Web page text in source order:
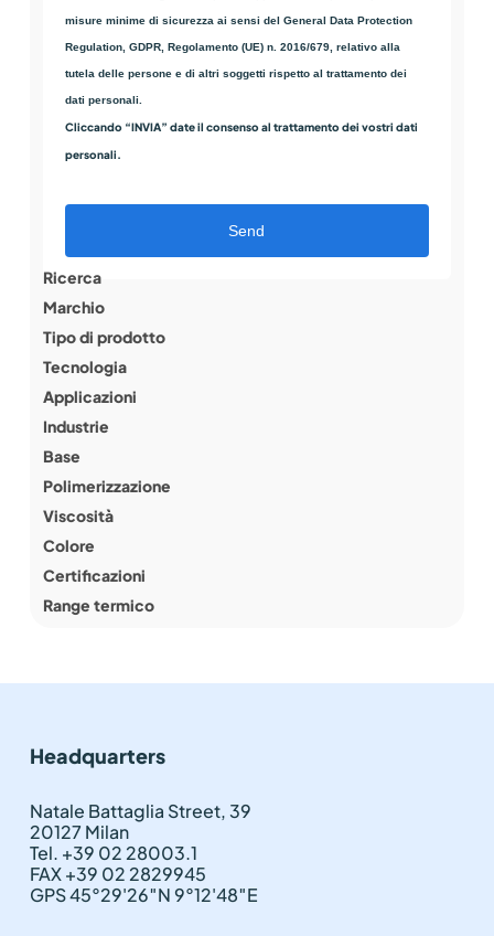
misure minime di sicurezza ai sensi del General Data Protection
Regulation, GDPR, Regolamento (UE) n. 2016/679, relativo alla
tutela delle persone e di altri soggetti rispetto al trattamento dei
dati personali.
Cliccando “INVIA” date il consenso al trattamento dei vostri dati
personali.
Send
Ricerca
Marchio
Tipo di prodotto
Tecnologia
Applicazioni
Industrie
Base
Polimerizzazione
Viscosità
Colore
Certificazioni
Range termico
Headquarters
Natale Battaglia Street, 39
20127 Milan
Tel. +39 02 28003.1
FAX +39 02 2829945
GPS 45°29'26″N 9°12'48″E